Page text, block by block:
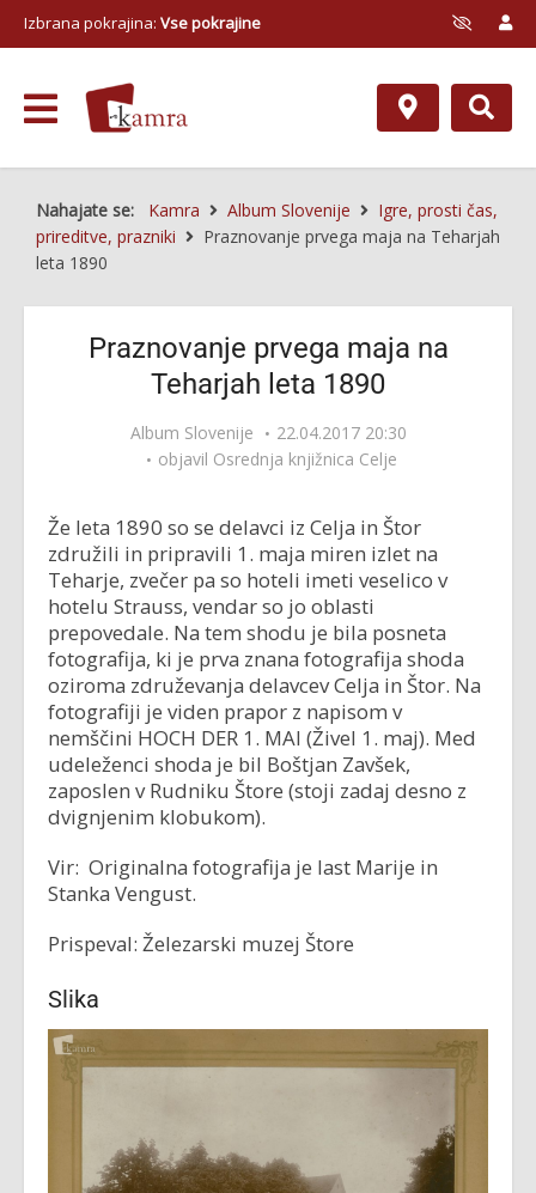
Izbrana pokrajina: Vse pokrajine
Nahajate se: Kamra Album Slovenije
Igre, prosti čas,
prireditve, prazniki
Praznovanje prvega maja na Teharjah
leta 1890
Praznovanje prvega maja na
Teharjah leta 1890
Album Slovenije
22.04.2017 20:30
objavil Osrednja knjižnica Celje
Že leta 1890 so se delavci iz Celja in Štor
združili in pripravili 1. maja miren izlet na
Teharje, zvečer pa so hoteli imeti veselico v
hotelu Strauss, vendar so jo oblasti
prepovedale. Na tem shodu je bila posneta
fotografija, ki je prva znana fotografija shoda
oziroma združevanja delavcev Celja in Štor. Na
fotografiji je viden prapor z napisom v
nemščini HOCH DER 1. MAI (Živel 1. maj). Med
udeleženci shoda je bil Boštjan Zavšek,
zaposlen v Rudniku Štore (stoji zadaj desno z
dvignjenim klobukom).
Vir: Originalna fotografija je last Marije in
Stanka Vengust.
Prispeval: Železarski muzej Štore
Slika